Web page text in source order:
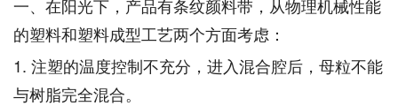
一、在阳光下，产品有条纹颜料带，从物理机械性能
的塑料和塑料成型工艺两个方面考虑：
1. 注塑的温度控制不充分，进入混合腔后，母粒不能
与树脂完全混合。